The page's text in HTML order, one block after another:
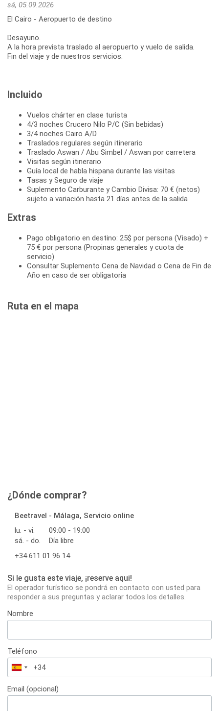
sá, 05.09.2026
El Cairo - Aeropuerto de destino
Desayuno.
A la hora prevista traslado al aeropuerto y vuelo de salida.
Fin del viaje y de nuestros servicios.
Incluido
Vuelos chárter en clase turista
4/3 noches Crucero Nilo P/C (Sin bebidas)
3/4 noches Cairo A/D
Traslados regulares según itinerario
Traslado Aswan / Abu Simbel / Aswan por carretera
Visitas según itinerario
Guía local de habla hispana durante las visitas
Tasas y Seguro de viaje
Suplemento Carburante y Cambio Divisa: 70 € (netos)
sujeto a variación hasta 21 días antes de la salida
Extras
Pago obligatorio en destino: 25$ por persona (Visado) +
75 € por persona (Propinas generales y cuota de
servicio)
Consultar Suplemento Cena de Navidad o Cena de Fin de
Año en caso de ser obligatoria
Ruta en el mapa
¿Dónde comprar?
Beetravel - Málaga, Servicio online
lu. - vi.
09:00 - 19:00
sá. - do.
Día libre
+34 611 01 96 14
Si le gusta este viaje, ¡reserve aqui!
El operador turístico se pondrá en contacto con usted para
responder a sus preguntas y aclarar todos los detalles.
Nombre
Teléfono
España
+34
Email (opcional)